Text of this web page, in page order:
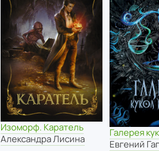
Изоморф. Каратель
Александра Лисина
Галерея
Евгений